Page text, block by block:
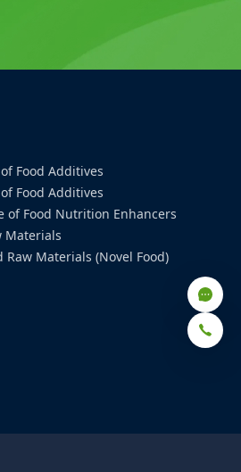
Food Additives
Food Additives
of Food Nutrition Enhancers
Materials
Materials (Novel Food)